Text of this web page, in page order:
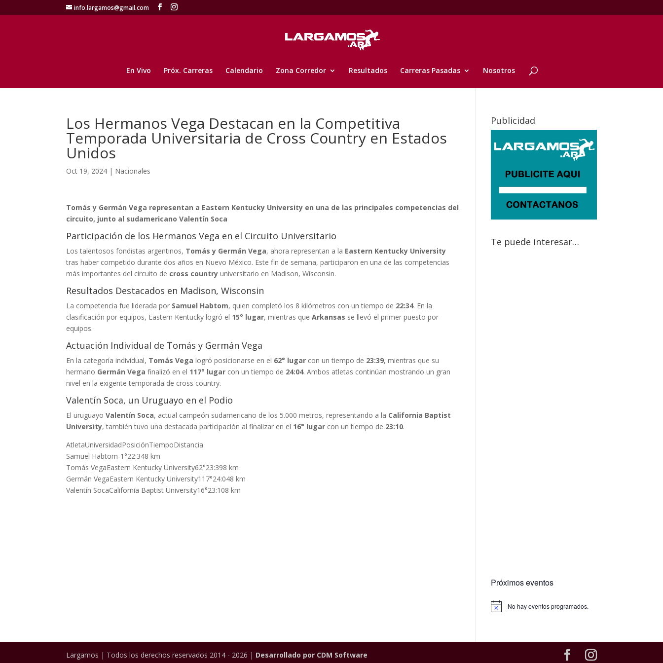
info.largamos@gmail.com
En Vivo Próx. Carreras Calendario Zona Corredor Resultados Carreras Pasadas Nosotros
Los Hermanos Vega Destacan en la Competitiva
Temporada Universitaria de Cross Country en Estados
Unidos
Oct 19, 2024 | Nacionales
Tomás y Germán Vega representan a Eastern Kentucky University en una de las principales competencias del
circuito, junto al sudamericano Valentín Soca
Participación de los Hermanos Vega en el Circuito Universitario
Los talentosos fondistas argentinos, Tomás y Germán Vega, ahora representan a la Eastern Kentucky University
tras haber competido durante dos años en Nuevo México. Este fin de semana, participaron en una de las competencias
más importantes del circuito de cross country universitario en Madison, Wisconsin.
Resultados Destacados en Madison, Wisconsin
La competencia fue liderada por Samuel Habtom, quien completó los 8 kilómetros con un tiempo de 22:34. En la
clasificación por equipos, Eastern Kentucky logró el 15° lugar, mientras queArkansas se llevó el primer puesto por
equipos.
Actuación Individual de Tomás y Germán Vega
En la categoría individual, Tomás Vega logró posicionarse en el 62° lugar con un tiempo de 23:39, mientras que su
hermano Germán Vega finalizó en el 117° lugar con un tiempo de 24:04. Ambos atletas continúan mostrando un gran
nivel en la exigente temporada de cross country.
Valentín Soca, un Uruguayo en el Podio
El uruguayoValentín Soca, actual campeón sudamericano de los 5.000 metros, representando a la California Baptist
University, también tuvo una destacada participación al finalizar en el 16° lugar con un tiempo de 23:10.
AtletaUniversidadPosiciónTiempoDistancia
Samuel Habtom-1°22:348 km
Tomás VegaEastern Kentucky University62°23:398 km
Germán VegaEastern Kentucky University117°24:048 km
Valentín SocaCalifornia Baptist University16°23:108 km
Publicidad
Te puede interesar…
Próximos eventos
No hay eventos programados.
Largamos | Todos los derechos reservados 2014 - 2026 | Desarrollado por CDM Software